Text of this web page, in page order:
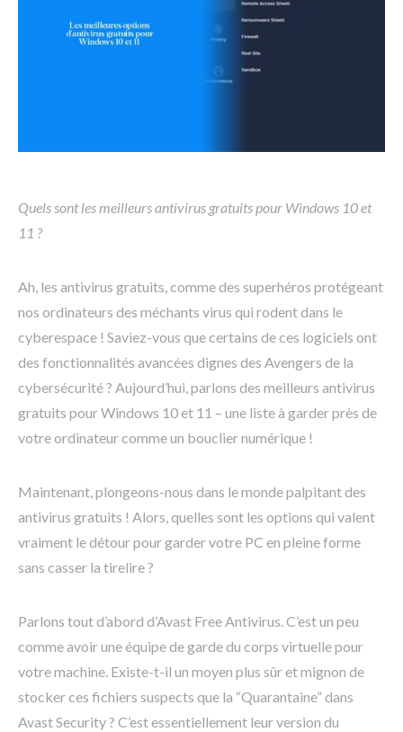
Quels sont les meilleurs antivirus gratuits pour Windows 10 et
11 ?
Ah, les antivirus gratuits, comme des superhéros protégeant
nos ordinateurs des méchants virus qui rodent dans le
cyberespace ! Saviez-vous que certains de ces logiciels ont
des fonctionnalités avancées dignes des Avengers de la
cybersécurité ? Aujourd’hui, parlons des meilleurs antivirus
gratuits pour Windows 10 et 11 – une liste à garder près de
votre ordinateur comme un bouclier numérique !
Maintenant, plongeons-nous dans le monde palpitant des
antivirus gratuits ! Alors, quelles sont les options qui valent
vraiment le détour pour garder votre PC en pleine forme
sans casser la tirelire ?
Parlons tout d’abord d’Avast Free Antivirus. C’est un peu
comme avoir une équipe de garde du corps virtuelle pour
votre machine. Existe-t-il un moyen plus sûr et mignon de
stocker ces fichiers suspects que la “Quarantaine” dans
Avast Security ? C’est essentiellement leur version du